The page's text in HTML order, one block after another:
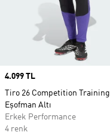
Price
4.099 TL
Tiro 26 Competition Training
Eşofman Altı
Erkek Performance
4 renk